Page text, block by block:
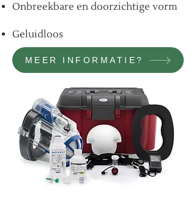
Onbreekbare en doorzichtige vorm
Geluidloos
MEER INFORMATIE?